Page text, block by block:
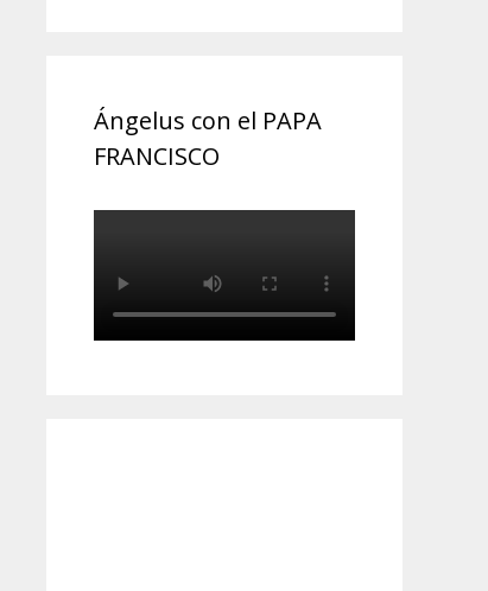
Ángelus con el PAPA
FRANCISCO